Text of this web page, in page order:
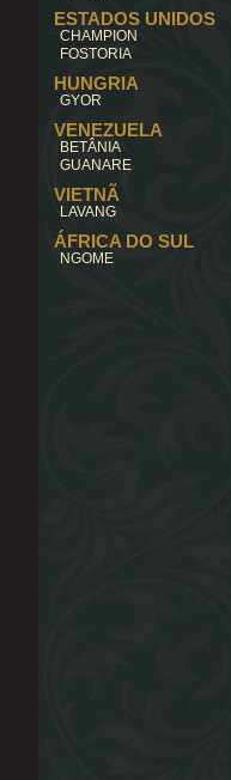
ESTADOS UNIDOS
CHAMPION
FOSTORIA
HUNGRIA
GYOR
VENEZUELA
BETÂNIA
GUANARE
VIETNÃ
LAVANG
ÁFRICA DO SUL
NGOME